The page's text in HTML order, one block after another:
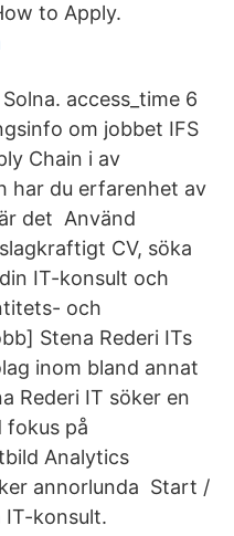
to Apply.
access_time 6
om jobbet IFS
Chain i av
har du erfarenhet av
det Använd
CV, söka
IT-konsult och
och
Stena Rederi ITs
inom bland annat
Rederi IT söker en
fokus på
Analytics
annorlunda Start /
IT-konsult.